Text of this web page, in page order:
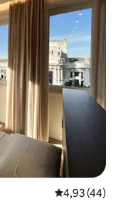
Évaluation
4,93 (44)